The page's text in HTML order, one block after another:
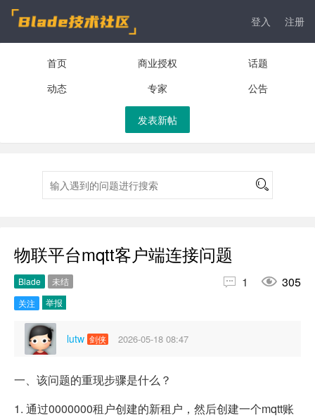
登入 注册
首页 商业授权
话题
动态
专家 公告
发表新帖
物联平台mqtt客户端连接问题
Blade
未结
关注
举报
 1  305
lutw 剑侠 2026-05-18 08:47
一、该问题的重现步骤是什么？
1. 通过0000000租户创建的新租户，然后创建一个mqtt账